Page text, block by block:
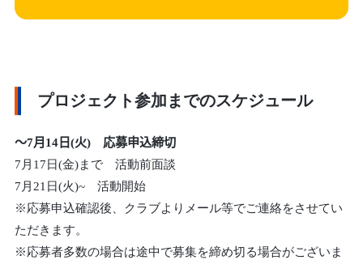
プロジェクト参加までのスケジュール
～7月14日(火) 応募申込締切
7月17日(金)まで 活動前面談
7月21日(火)~ 活動開始
※応募申込確認後、クラブよりメール等でご連絡をさせてい
ただきます。
※応募者多数の場合は途中で募集を締め切る場合がございま